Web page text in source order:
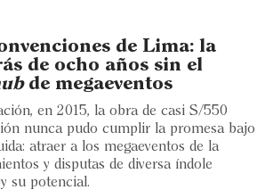
de Lima: la
de ocho años sin el
de megaeventos
en 2015, la obra de casi S/550
nunca pudo cumplir la promesa bajo
atraer a los megaeventos de la
y disputas de diversa índole
su potencial.